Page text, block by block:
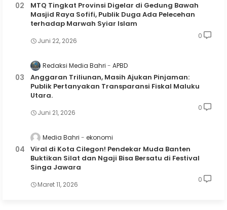
MTQ Tingkat Provinsi Digelar di Gedung Bawah
Masjid Raya Sofifi, Publik Duga Ada Pelecehan
terhadap Marwah Syiar Islam
Juni 22, 2026
0
Redaksi Media Bahri APBD
Anggaran Triliunan, Masih Ajukan Pinjaman:
Publik Pertanyakan Transparansi Fiskal Maluku
Utara.
Juni 21, 2026
0
Media Bahri ekonomi
Viral di Kota Cilegon! Pendekar Muda Banten
Buktikan Silat dan Ngaji Bisa Bersatu di Festival
Singa Jawara
Maret 11, 2026
0